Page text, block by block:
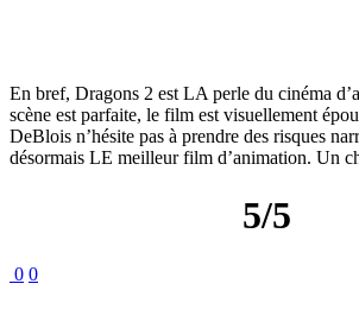
En bref, Dragons 2 est LA perle du cinéma
scène est parfaite, le film est visuellement
DeBlois n’hésite pas à prendre des risques
désormais LE meilleur film d’animation. Un
5/5
0 0